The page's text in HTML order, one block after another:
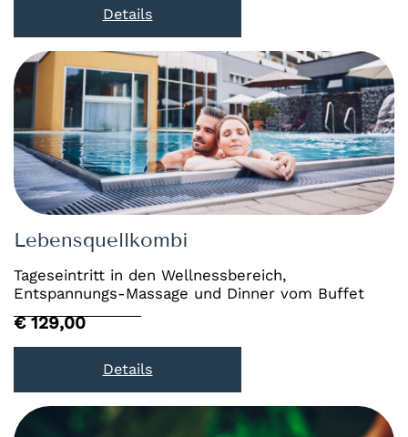
Details
Lebensquellkombi
Tageseintritt in den Wellnessbereich,
Entspannungs-Massage und Dinner vom Buffet
€ 129,00
Details